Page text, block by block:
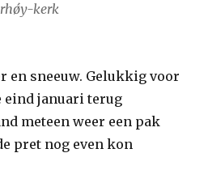
kerk
en sneeuw. Gelukkig voor
eind januari terug
meteen weer een pak
pret nog even kon